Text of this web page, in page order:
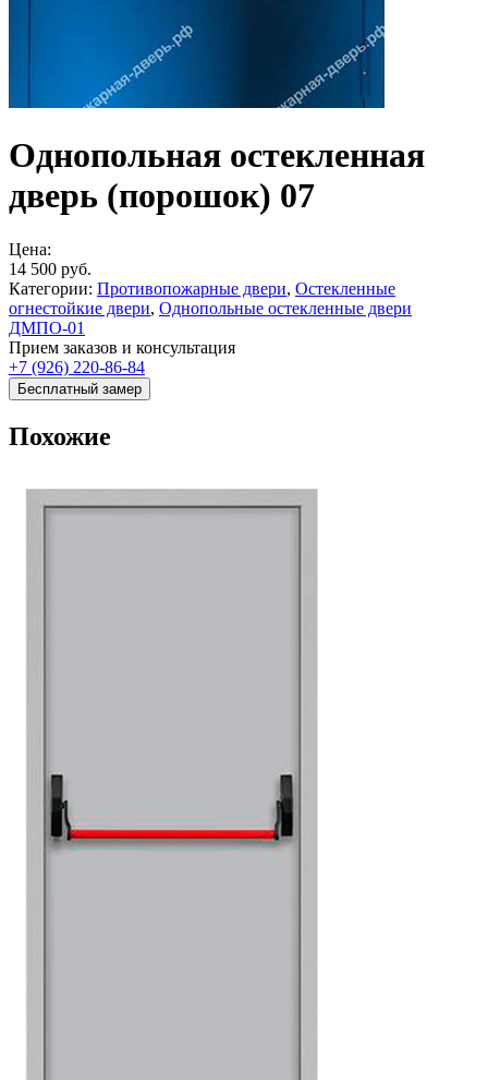
Однопольная остекленная
дверь (порошок) 07
Цена:
14 500 руб.
Категории: Противопожарные двери, Остекленные
огнестойкие двери, Однопольные остекленные двери
ДМПО-01
Прием заказов и консультация
+7 (926) 220-86-84
Бесплатный замер
Похожие